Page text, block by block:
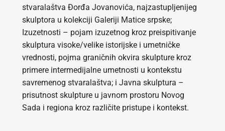
stvaralaštva Đorđa Jovanovića, najzastupljenijeg
skulptora u kolekciji Galeriji Matice srpske;
Izuzetnosti – pojam izuzetnog kroz preispitivanje
skulptura visoke/velike istorijske i umetničke
vrednosti, pojma graničnih okvira skulpture kroz
primere intermedijalne umetnosti u kontekstu
savremenog stvaralaštva; i Javna skulptura –
prisutnost skulpture u javnom prostoru Novog
Sada i regiona kroz različite pristupe i kontekst.